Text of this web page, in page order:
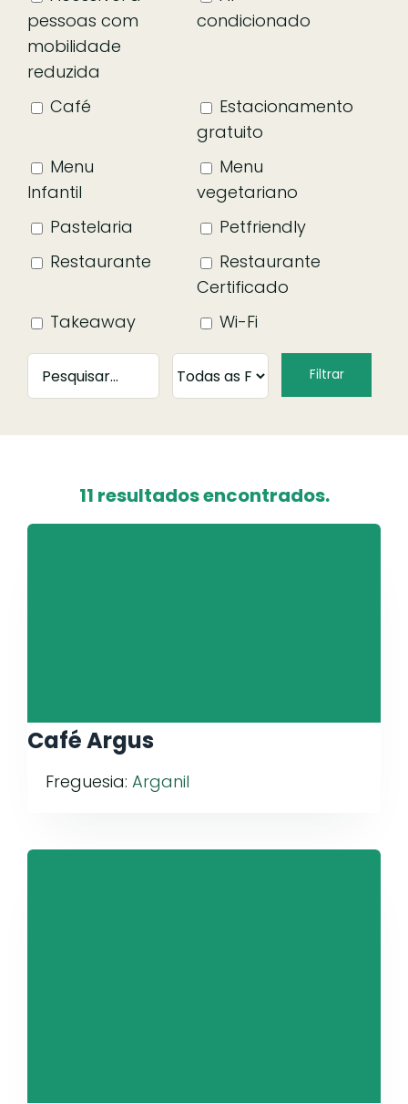
pessoas com
mobilidade
reduzida
condicionado
Café
Estacionamento
gratuito
Menu
Infantil
Menu
vegetariano
Pastelaria
Petfriendly
Restaurante
Restaurante
Certificado
Takeaway
Wi-Fi
11 resultados encontrados.
Café Argus
Freguesia: Arganil